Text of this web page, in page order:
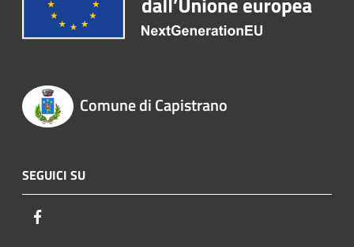
Comune di Capistrano
SEGUICI SU